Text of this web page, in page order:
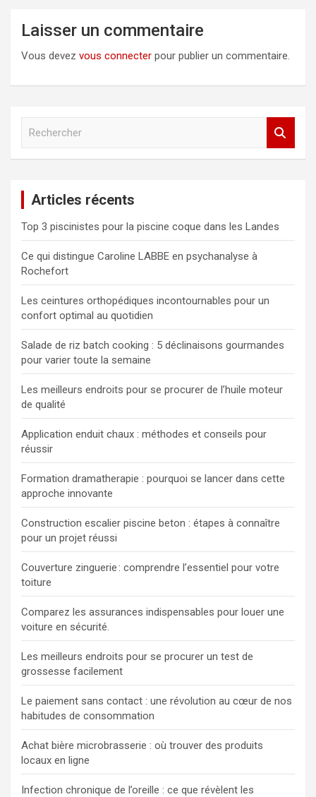
Laisser un commentaire
Vous devez vous connecter pour publier un commentaire.
c
h
e
r
Articles récents
Top 3 piscinistes pour la piscine coque dans les Landes
Ce qui distingue Caroline LABBE en psychanalyse à
Rochefort
Les ceintures orthopédiques incontournables pour un
confort optimal au quotidien
Salade de riz batch cooking : 5 déclinaisons gourmandes
pour varier toute la semaine
Les meilleurs endroits pour se procurer de l’huile moteur
de qualité
Application enduit chaux : méthodes et conseils pour
réussir
Formation dramatherapie : pourquoi se lancer dans cette
approche innovante
Construction escalier piscine beton : étapes à connaître
pour un projet réussi
Couverture zinguerie : comprendre l’essentiel pour votre
toiture
Comparez les assurances indispensables pour louer une
voiture en sécurité.
Les meilleurs endroits pour se procurer un test de
grossesse facilement
Le paiement sans contact : une révolution au cœur de nos
habitudes de consommation
Achat bière microbrasserie : où trouver des produits
locaux en ligne
Infection chronique de l’oreille : ce que révèlent les